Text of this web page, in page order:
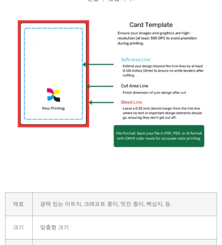
재료 광택 있는 아트지, 크래프트 종이, 멋진 종이, 백상지, 등.
크기 맞춤형 크기